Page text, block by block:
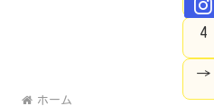
4
→
ホーム